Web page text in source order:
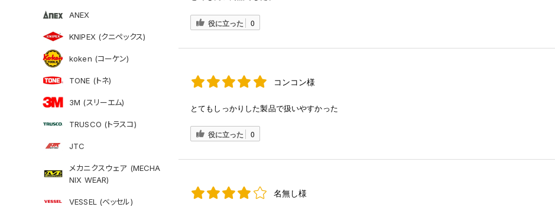
ANEX
KNIPEX (クニペックス)
koken (コーケン)
TONE (トネ)
3M (スリーエム)
TRUSCO (トラスコ)
JTC
メカニクスウェア (MECHA
NIX WEAR)
VESSEL (ベッセル)
役に立った 0
コンコン様
とてもしっかりした製品で扱いやすかった
役に立った 0
名無し様